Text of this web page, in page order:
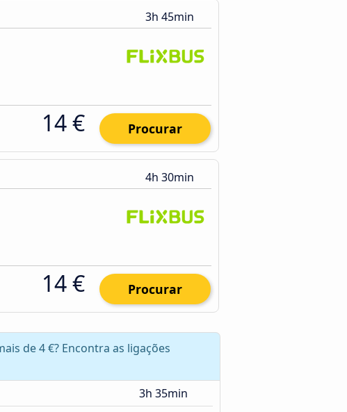
3h 45min
14 € Procurar
4h 30min
14 € Procurar
de 4 €? Encontra as ligações
3h 35min